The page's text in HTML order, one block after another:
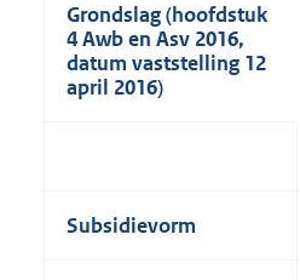
Grondslag (hoofdstuk
4 Awb en Asv 2016,
datum vaststelling 12
april 2016)
Subsidievorm